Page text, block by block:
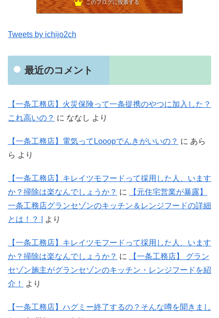
このブログに投票する
Tweets by ichijo2ch
最近のコメント
【一条工務店】火災保険って一条提携のやつに加入した？
これ高いの？ に ななし より
【一条工務店】電気ってLooopでんきがいいの？ に あら
ら より
【一条工務店】キレイツモフードって採用した人、います
か？掃除は楽なんでしょうか？ に
【元住宅営業が暴露】
一条工務店グランセゾンのキッチン＆レンジフードの詳細
とは！？ |
より
【一条工務店】キレイツモフードって採用した人、います
か？掃除は楽なんでしょうか？ に
【一条工務店】 グラン
セゾン施主がグランセゾンのキッチン・レンジフードを紹
介！
より
【一条工務店】ハグミー終了するの？そんな噂を聞きまし